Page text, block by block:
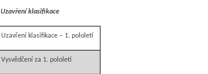
Uzavření klasifikace
Uzavření klasifikace – 1. pololetí
Vysvědčení za 1. pololetí